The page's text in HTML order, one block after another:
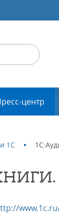
центр
1С